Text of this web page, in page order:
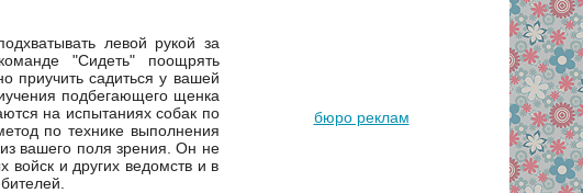
левой рукой за
"Сидеть" поощрять
приучить садиться у вашей
подбегающего щенка
на испытаниях собак по
по технике выполнения
вашего поля зрения. Он не
войск и других ведомств и в
бюро реклам